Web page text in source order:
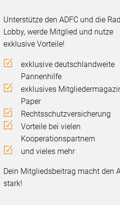
Unterstütze den ADFC und die
Lobby, werde Mitglied und nutze
exklusive Vorteile!
exklusive deutschlandweite
Pannenhilfe
exklusives
Paper
Rechtsschutzversicherung
Vorteile bei vielen
Kooperationspartnern
und vieles mehr
Dein Mitgliedsbeitrag macht den
stark!